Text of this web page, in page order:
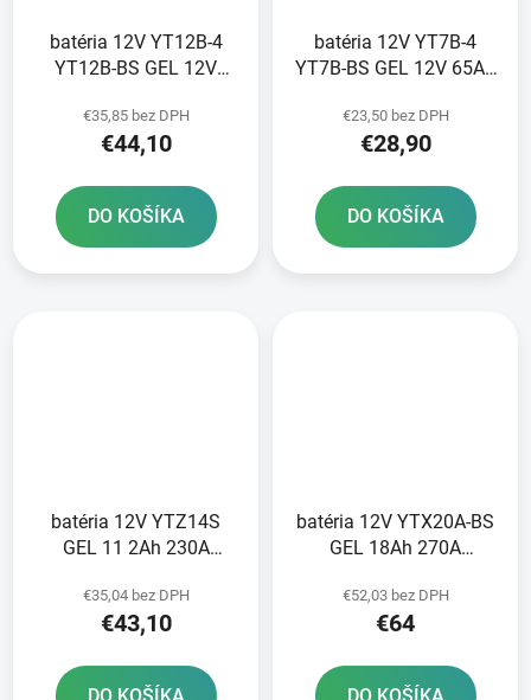
batéria 12V YT12B-4
YT12B-BS GEL 12V
GEL technológia
150x69x130 A-TECH
€35,85 bez DPH
€44,10
DO KOŠÍKA
batéria 12V YT7B-4
YT7B-BS GEL 12V 65Ah
technológia 150x65x93
A-TECH aktivovaná z
€23,50 bez DPH
€28,90
DO KOŠÍKA
batéria 12V YTZ14S
GEL 11 2Ah 230A
technológia 150x87x110
A-TECH aktivovaná z
€35,04 bez DPH
€43,10
batéria 12V YTX20A-BS
GEL 18Ah 270A
technológia 150x87x161
A-TECH aktivovaná z
€52,03 bez DPH
€64